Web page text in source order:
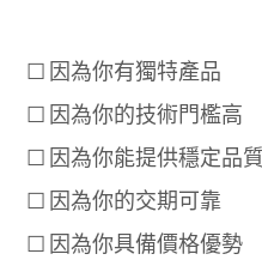
☐ 因為你有獨特產品
☐ 因為你的技術門檻高
☐ 因為你能提供穩定品質
☐ 因為你的交期可靠
☐ 因為你具備價格優勢